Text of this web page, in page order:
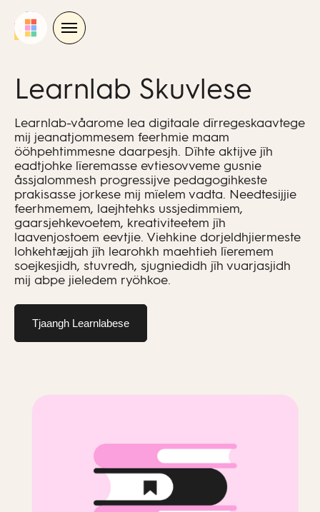
Learnlab Skuvlese
Learnlab-våarome lea digitaale dïrregeskaavtege
mij jeanatjommesem feerhmie maam
ööhpehtimmesne daarpesjh. Dïhte aktijve jïh
eadtjohke lïeremasse evtiesovveme gusnie
åssjalommesh progressijve pedagogihkeste
prakisasse jorkese mij mïelem vadta. Needtesijjie
feerhmemem, laejhtehks ussjedimmiem,
gaarsjehkevoetem, kreativiteetem jïh
laavenjostoem eevtjie. Viehkine dorjeldhjiermeste
lohkehtæjjah jïh learohkh maehtieh lïeremem
soejkesjidh, stuvredh, sjugniedidh jïh vuarjasjidh
mij abpe jieledem ryöhkoe.
Tjaangh Learnlabese